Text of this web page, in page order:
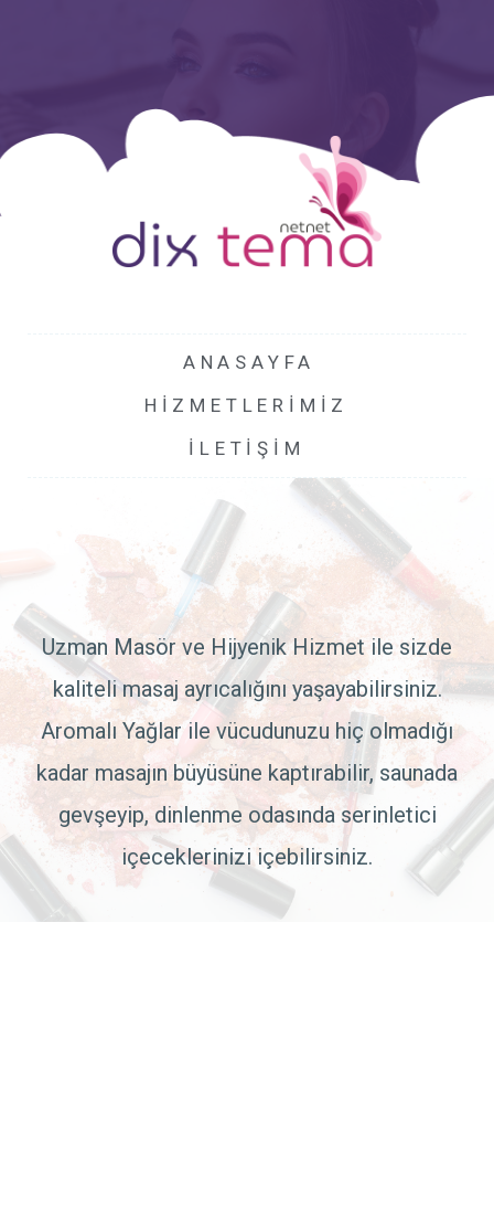
ANASAYFA
HIZMETLERIMIZ
ILETIŞIM
Uzman Masör ve Hijyenik Hizmet ile sizde
kaliteli masaj ayrıcalığını yaşayabilirsiniz.
Aromalı Yağlar ile vücudunuzu hiç olmadığı
kadar masajın büyüsüne kaptırabilir, saunada
gevşeyip, dinlenme odasında serinletici
içeceklerinizi içebilirsiniz.